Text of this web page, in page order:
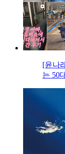
[윤나
는 50